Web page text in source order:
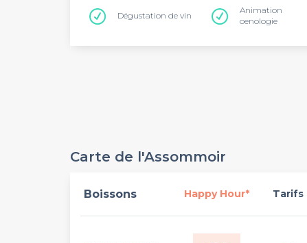
Dégustation de vin
Animation
oenologie
Carte de l'Assommoir
Boissons Happy Hour* Tarifs